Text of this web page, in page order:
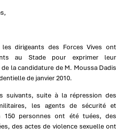
dirigeants des Forces Vives ont
au Stade pour exprimer leur
la candidature de M. Moussa Dadis
de janvier 2010.
suivants, suite à la répression des
les agents de sécurité et
150 personnes ont été tuées, des
des actes de violence sexuelle ont